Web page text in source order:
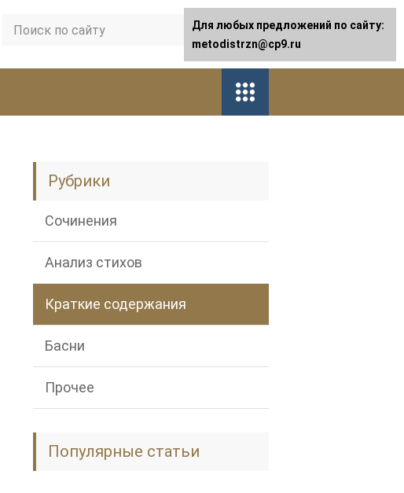
Рубрики
Сочинения
Анализ стихов
Краткие содержания
Басни
Прочее
Популярные статьи
Для любых предложений по сайту:
metodistrzn@cp9.ru